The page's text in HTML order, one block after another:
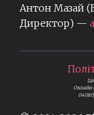
Антон Мазай
Директор) —
Онлайн-